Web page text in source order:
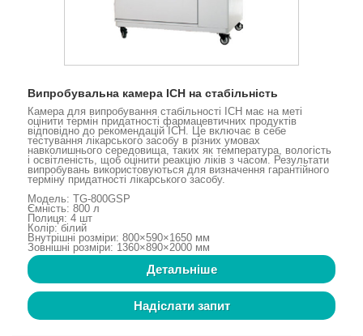
Випробувальна камера ICH на стабільність
Камера для випробування стабільності ICH має на меті
оцінити термін придатності фармацевтичних продуктів
відповідно до рекомендацій ICH. Це включає в себе
тестування лікарського засобу в різних умовах
навколишнього середовища, таких як температура, вологість
і освітленість, щоб оцінити реакцію ліків з часом. Результати
випробувань використовуються для визначення гарантійного
терміну придатності лікарського засобу.
Модель: TG-800GSP
Ємність: 800 л
Полиця: 4 шт
Колір: білий
Внутрішні розміри: 800×590×1650 мм
Зовнішні розміри: 1360×890×2000 мм
Детальніше
Надіслати запит